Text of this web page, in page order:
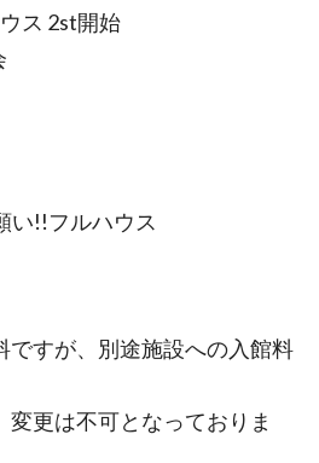
ス 2st開始
い!!フルハウス
すが、別途施設への入館料
更は不可となっておりま